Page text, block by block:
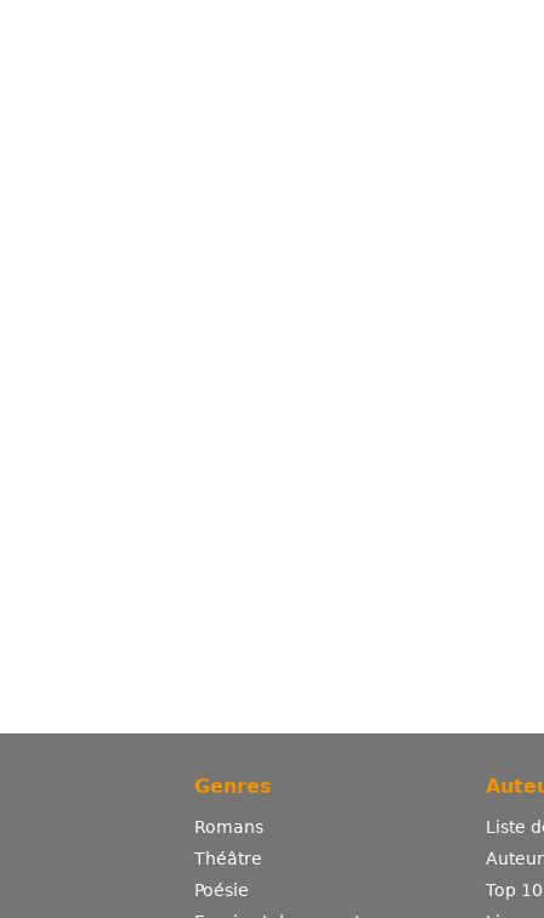
Genres
Romans
Théâtre
Poésie
Liste
Top